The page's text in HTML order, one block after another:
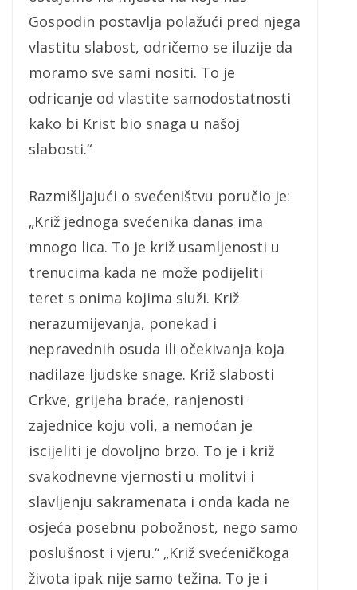
Gospodin postavlja polažući pred njega
vlastitu slabost, odričemo se iluzije da
moramo sve sami nositi. To je
odricanje od vlastite samodostatnosti
kako bi Krist bio snaga u našoj
slabosti.“
Razmišljajući o svećeništvu poručio je:
„Križ jednoga svećenika danas ima
mnogo lica. To je križ usamljenosti u
trenucima kada ne može podijeliti
teret s onima kojima služi. Križ
nerazumijevanja, ponekad i
nepravednih osuda ili očekivanja koja
nadilaze ljudske snage. Križ slabosti
Crkve, grijeha braće, ranjenosti
zajednice koju voli, a nemoćan je
iscijeliti je dovoljno brzo. To je i križ
svakodnevne vjernosti u molitvi i
slavljenju sakramenata i onda kada ne
osjeća posebnu pobožnost, nego samo
poslušnost i vjeru.“ „Križ svećeničkoga
života ipak nije samo težina. To je i